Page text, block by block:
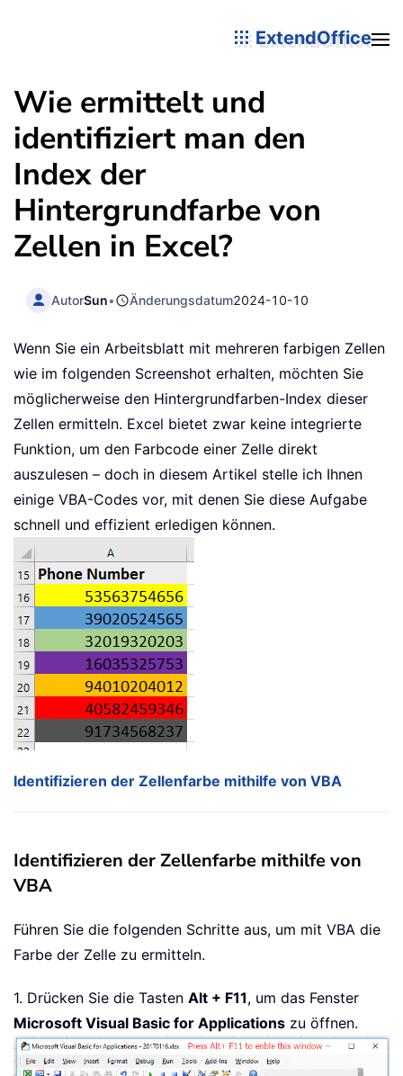
ExtendOffice
Wie ermittelt und
identifiziert man den
Index der
Hintergrundfarbe von
Zellen in Excel?
AutorSun• Änderungsdatum2024-10-10
Wenn Sie ein Arbeitsblatt mit mehreren farbigen Zellen
wie im folgenden Screenshot erhalten, möchten Sie
möglicherweise den Hintergrundfarben-Index dieser
Zellen ermitteln. Excel bietet zwar keine integrierte
Funktion, um den Farbcode einer Zelle direkt
auszulesen – doch in diesem Artikel stelle ich Ihnen
einige VBA-Codes vor, mit denen Sie diese Aufgabe
schnell und effizient erledigen können.
Identifizieren der Zellenfarbe mithilfe von VBA
Identifizieren der Zellenfarbe mithilfe von
VBA
Führen Sie die folgenden Schritte aus, um mit VBA die
Farbe der Zelle zu ermitteln.
1. Drücken Sie die Tasten Alt + F11, um das Fenster
Microsoft Visual Basic for Applications zu öffnen.